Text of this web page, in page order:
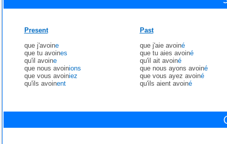
Present
que j'avoine
que tu avoines
qu'il avoine
que nous avoinions
que vous avoiniez
qu'ils avoinent
Past
que j'aie avoiné
que tu aies avoiné
qu'il ait avoiné
que nous ayons avoiné
que vous ayez avoiné
qu'ils aient avoiné